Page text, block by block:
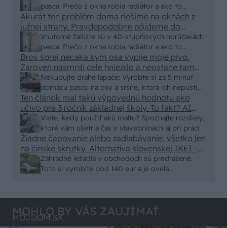
pasca: Prečo z okna robia radiátor a ako to
vyriešiť za pár eur?
Vnútorné žalúzie sú v 40-stupňových horúčavách
pasca: Prečo z okna robia radiátor a ako to
vyriešiť za pár eur?
Akurát ten problém doma riešime na oknách z
južnej strany. Pravdepodobne pôjdeme do
vonkajšieho tienenia na spôsob markízy
250x150cm. Čínsky predajcovia idú okolo 100
eur kus.
Nekupujte drahé lapače: Vyrobte si za 5 minút
domácu pascu na osy a sršne, ktorá ich nepustí
von
Bros sprej necaka kym osa vypije moje pivo.
Zaroven nasmrdi cele hniezdo a neostane tam
nic zive. Vasa pasca naucinke moc efektivne.
Skor pritiahne slimaky
Viete, kedy použiť akú maltu? Spoznajte rozdiely,
ktoré vám ušetria čas v stavebninách aj pri práci
Ten článok mal takú výpovednú hodnotu ako
učivo pre 3 ročník základnej školy. To fakt? AI
alebo nejaka kniha z VŠ? Dnešné rychlotvrdnuce
malty - pevnosť 40 Mpa a doba schnutia tak 15
minut , k tomu vodotesné s kryštálikou. A rozdiel
- schnutie a zretie. Nič?
Záhradné ležadlá v obchodoch sú predražené.
Toto si vyrobíte pod 140 eur a je oveľa
Žiadne čapovanie alebo zadlabávanie, všetko len
na čínske skrutky. Alternatíva slovenskej IKEI -
čo sa týka pevnosti. Autor si nedal veľa námahy s
remeselným spracovaním, škoda. No lepšie než
MOHLO BY VÁS ZAUJÍMAŤ
MÔJDOM.SK